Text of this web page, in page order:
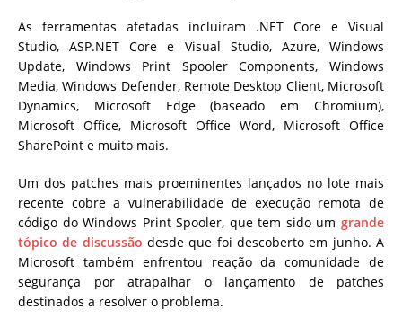
As ferramentas afetadas incluíram .NET Core e Visual
Studio, ASP.NET Core e Visual Studio, Azure, Windows
Update, Windows Print Spooler Components, Windows
Media, Windows Defender, Remote Desktop Client, Microsoft
Dynamics, Microsoft Edge (baseado em Chromium),
Microsoft Office, Microsoft Office Word, Microsoft Office
SharePoint e muito mais.
Um dos patches mais proeminentes lançados no lote mais
recente cobre a vulnerabilidade de execução remota de
código do Windows Print Spooler, que tem sido um grande
tópico de discussão desde que foi descoberto em junho. A
Microsoft também enfrentou reação da comunidade de
segurança por atrapalhar o lançamento de patches
destinados a resolver o problema.